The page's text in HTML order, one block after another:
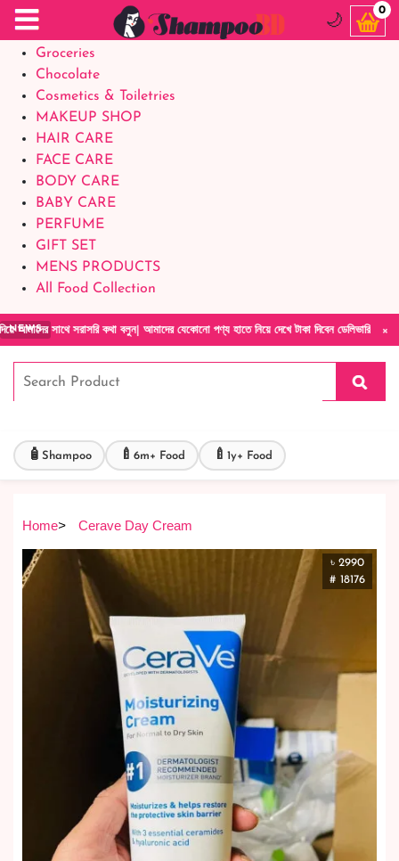
Food Supplements
Baby Foods
Groceries
Chocolate
Cosmetics & Toiletries
MAKEUP SHOP
HAIR CARE
FACE CARE
BODY CARE
BABY CARE
PERFUME
GIFT SET
MENS PRODUCTS
All Food Collection
×
NEWSকথা বলুন| আমাদের যেকোনো পণ্য হাতে নিয়ে দেখে টাকা দিবেন ডেলিভারি ম্যান চলে
🌙
0
🧴 Shampoo 🍼 6m+ Food 🍼 1y+ Food
Home> Cerave Day Cream
৳ 2990
# 18176